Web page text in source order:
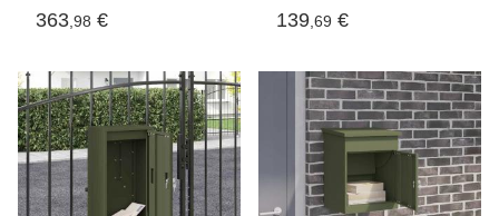
117 cm
363,98 €
cm
139,69 €